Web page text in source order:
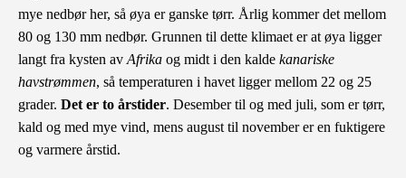
mye nedbør her, så øya er ganske tørr. Årlig kommer det mellom
80 og 130 mm nedbør. Grunnen til dette klimaet er at øya ligger
langt fra kysten av Afrika og midt i den kalde kanariske
havstrømmen, så temperaturen i havet ligger mellom 22 og 25
grader. Det er to årstider. Desember til og med juli, som er tørr,
kald og med mye vind, mens august til november er en fuktigere
og varmere årstid.